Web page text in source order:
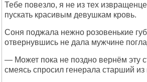
Тебе повезло, я не из тех
пускать красивым девушкам кровь.
Соня поджала нежно розовенькие
отвернувшись не дала мужчине
— Может пока не поздно вернём эту
смеясь спросил генерала старший из